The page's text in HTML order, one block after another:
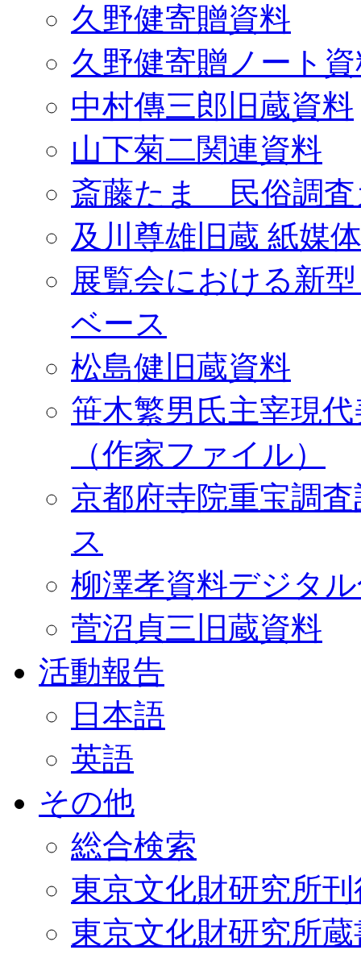
久野健寄贈資料
久野健寄贈ノート
中村傳三郎旧蔵資料
山下菊二関連資料
斎藤たま 民俗調査
及川尊雄旧蔵 紙媒
展覧会における新
ベース
松島健旧蔵資料
笹木繁男氏主宰現
（作家ファイル）
京都府寺院重宝調
ス
柳澤孝資料デジタ
菅沼貞三旧蔵資料
活動報告
日本語
英語
その他
総合検索
東京文化財研究所
東京文化財研究所